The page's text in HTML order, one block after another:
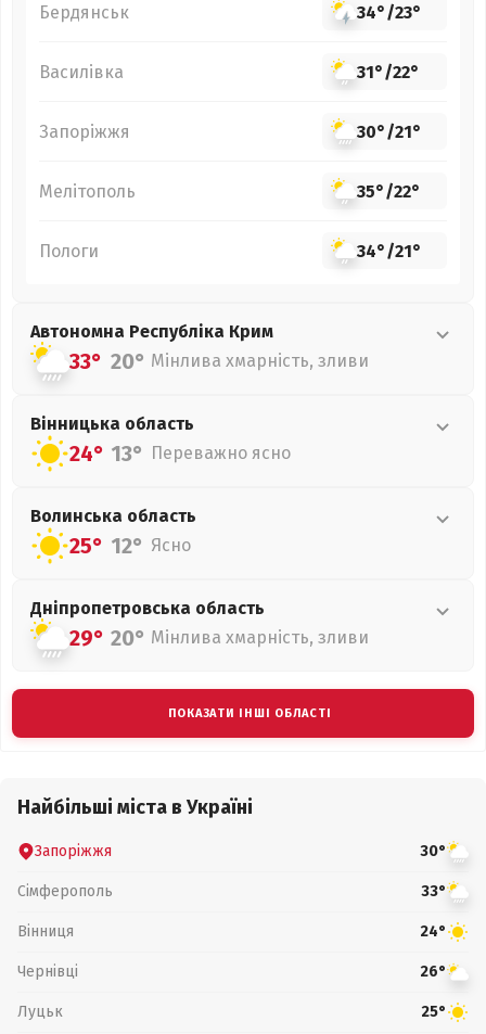
Бердянськ 34°/23°
Василівка 31°/22°
Запоріжжя 30°/21°
Мелітополь 35°/22°
Пологи 34°/21°
Автономна Республіка Крим
33° 20° Мінлива хмарність, зливи
Вінницька область
24° 13° Переважно ясно
Волинська область
25° 12° Ясно
Дніпропетровська область
29° 20° Мінлива хмарність, зливи
ПОКАЗАТИ ІНШІ ОБЛАСТІ
Найбільші міста в Україні
Запоріжжя 30°
Сімферополь 33°
Вінниця 24°
Чернівці 26°
Луцьк 25°